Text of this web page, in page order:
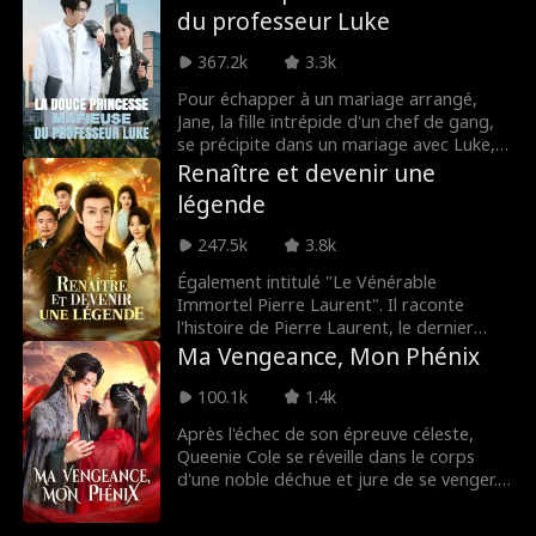
tombent, l'amour s'épanouit
sauvagement. Cette fois, pourra-t-elle
vivre une vie d'amour avec lui ?
embuscade. Une fois Savannah en ville,
Hudson la retrouve publiquement, mû
par une passion féroce et une obsession
qui terrifient toute la ville.
du professeur Luke
367.2k
3.3k
Pour échapper à un mariage arrangé,
Jane, la fille intrépide d'un chef de gang,
se précipite dans un mariage avec Luke,
un brillant scientifique issu d'une famille
d'élite. Ce qui commence comme un
mariage de convenance bouleverse
bientôt le monde tranquille et axé sur la
recherche de Luke, alors que le charme
audacieux de Jane apporte couleur et
chaos à sa vie autrefois prévisible.
Renaître et devenir une
légende
247.5k
3.8k
Également intitulé "Le Vénérable
Immortel Pierre Laurent". Il raconte
l'histoire de Pierre Laurent, le dernier
descendant de la Lignée Suprême. Après
avoir été trahi et forcé de se sacrifier par
les Trois Vénérables, il renaît
Dans l'avion qui le ramène, des souvenirs
du passé l'assaillent. Brûlant d'une soif de
vengeance et déterminé à reconquérir
Ma Vengeance, Mon Phénix
100.1k
1.4k
Après l'échec de son épreuve céleste,
Queenie Cole se réveille dans le corps
d'une noble déchue et jure de se venger.